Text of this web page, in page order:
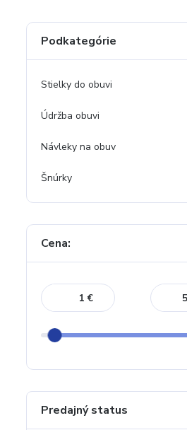
Podkategórie
Stielky do obuvi
Údržba obuvi
Návleky na obuv
Šnúrky
Cena:
€
Predajný status